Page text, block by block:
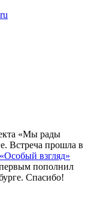
«Мы рады
Встреча прошла в
взгляд»
пополнил
Спасибо!